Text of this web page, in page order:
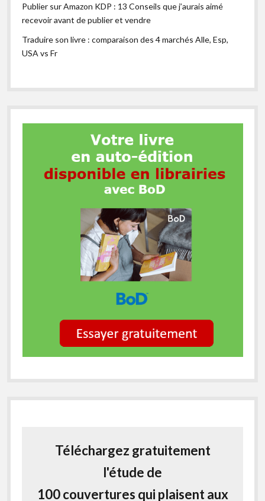
Publier sur Amazon KDP : 13 Conseils que j’aurais aimé
recevoir avant de publier et vendre
Traduire son livre : comparaison des 4 marchés Alle, Esp,
USA vs Fr
Téléchargez gratuitement
l'étude de
100 couvertures qui plaisent aux